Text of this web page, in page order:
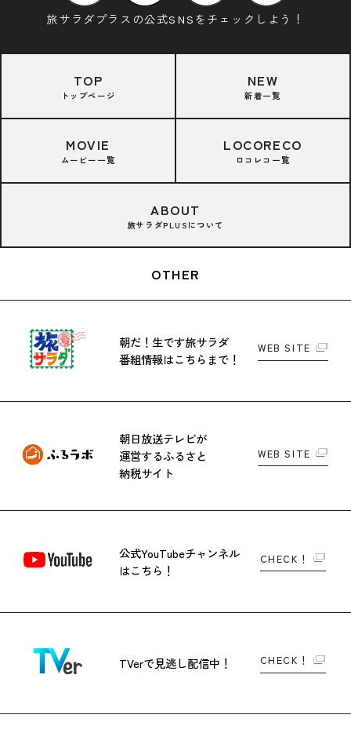
旅サラダプラスの公式SNSをチェックしよう！
TOP
トップページ
NEW
新着一覧
MOVIE
ムービー一覧
LOCORECO
ロコレコ一覧
ABOUT
旅サラダPLUSについて
OTHER
朝だ！生です旅サラダ
番組情報はこちらまで！
WEB SITE
朝日放送テレビが
運営するふるさと
納税サイト
WEB SITE
公式YouTubeチャンネル
はこちら！
CHECK！
TVerで見逃し配信中！ CHECK！